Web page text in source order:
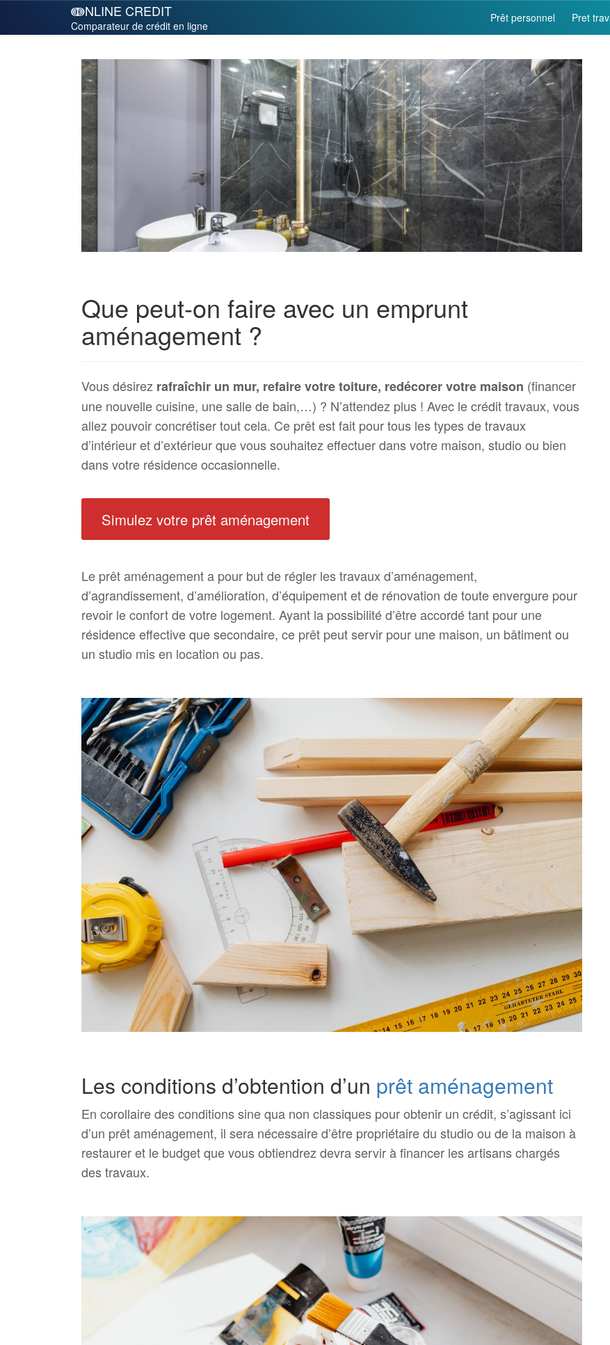
ↈNLINE CREDIT
Comparateur de crédit en ligne
Prêt personnel Pret
Que peut-on faire avec un emprunt
aménagement ?
Vous désirez rafraîchir un mur, refaire votre toiture, redécorer votre maison (financer
une nouvelle cuisine, une salle de bain,…) ? N’attendez plus ! Avec le crédit travaux, vous
allez pouvoir concrétiser tout cela. Ce prêt est fait pour tous les types de travaux
d’intérieur et d’extérieur que vous souhaitez effectuer dans votre maison, studio ou bien
dans votre résidence occasionnelle.
Simulez votre prêt aménagement
Le prêt aménagement a pour but de régler les travaux d’aménagement,
d’agrandissement, d’amélioration, d’équipement et de rénovation de toute envergure pour
revoir le confort de votre logement. Ayant la possibilité d’être accordé tant pour une
résidence effective que secondaire, ce prêt peut servir pour une maison, un bâtiment ou
un studio mis en location ou pas.
Les conditions d’obtention d’un prêt aménagement
En corollaire des conditions sine qua non classiques pour obtenir un crédit, s’agissant ici
d’un prêt aménagement, il sera nécessaire d’être propriétaire du studio ou de la maison à
restaurer et le budget que vous obtiendrez devra servir à financer les artisans chargés
des travaux.